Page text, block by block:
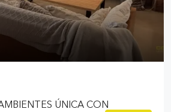
ÚNICA CON